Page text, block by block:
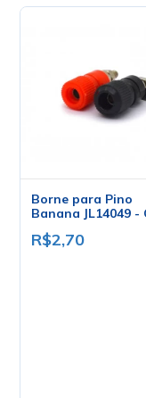
Borne para Pino
Banana JL14049 -
R$2,70